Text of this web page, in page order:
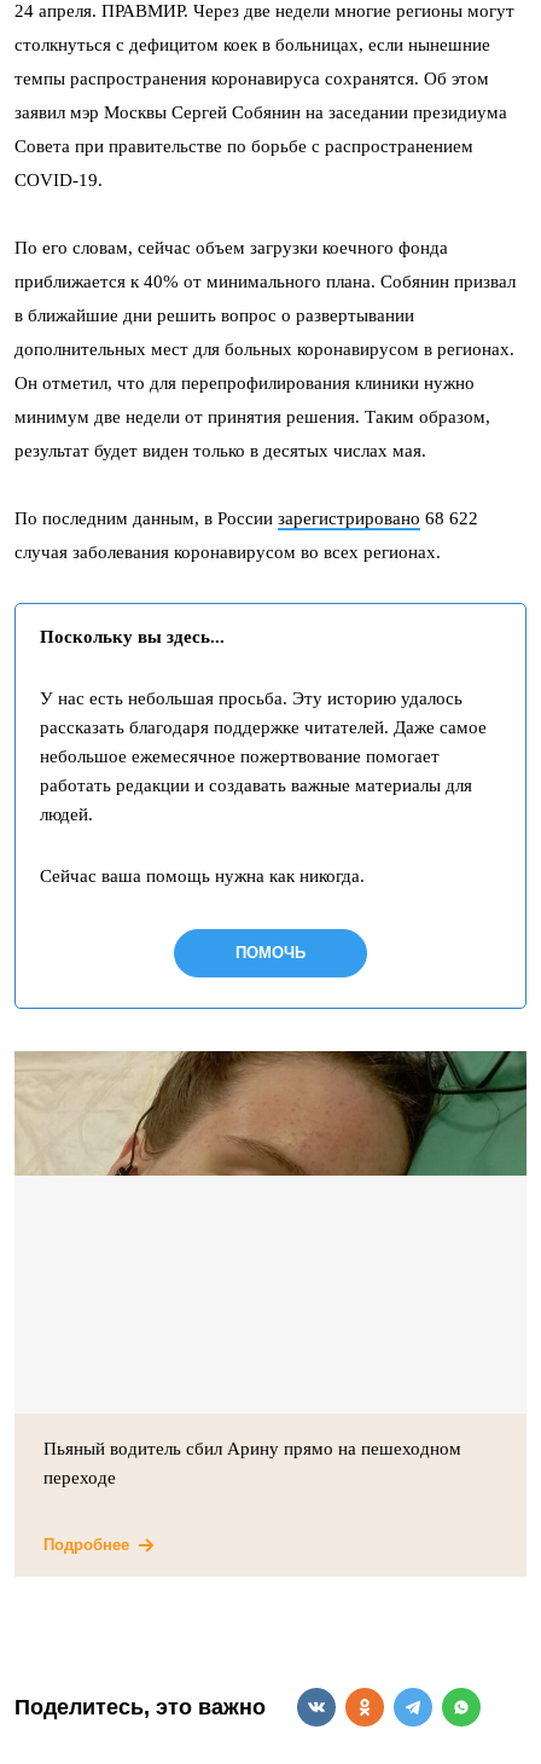
24 апреля. ПРАВМИР. Через две недели многие регионы могут
столкнуться с дефицитом коек в больницах, если нынешние
темпы распространения коронавируса сохранятся. Об этом
заявил мэр Москвы Сергей Собянин на заседании президиума
Совета при правительстве по борьбе с распространением
COVID-19.
По его словам, сейчас объем загрузки коечного фонда
приближается к 40% от минимального плана. Собянин призвал
в ближайшие дни решить вопрос о развертывании
дополнительных мест для больных коронавирусом в регионах.
Он отметил, что для перепрофилирования клиники нужно
минимум две недели от принятия решения. Таким образом,
результат будет виден только в десятых числах мая.
По последним данным, в России зарегистрировано 68 622
случая заболевания коронавирусом во всех регионах.
Поскольку вы здесь...
У нас есть небольшая просьба. Эту историю удалось
рассказать благодаря поддержке читателей. Даже самое
небольшое ежемесячное пожертвование помогает
работать редакции и создавать важные материалы для
людей.
Сейчас ваша помощь нужна как никогда.
ПОМОЧЬ
Пьяный водитель сбил Арину прямо на пешеходном
переходе
Подробнее
Поделитесь, это важно